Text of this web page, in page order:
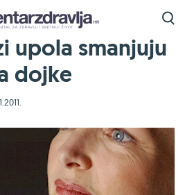
upola smanjuju
dojke